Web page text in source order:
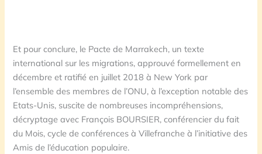
Et pour conclure, le Pacte de Marrakech, un texte
international sur les migrations, approuvé formellement en
décembre et ratifié en juillet 2018 à New York par
l’ensemble des membres de l’ONU, à l’exception notable des
Etats-Unis, suscite de nombreuses incompréhensions,
décryptage avec François BOURSIER, conférencier du fait
du Mois, cycle de conférences à Villefranche à l’initiative des
Amis de l’éducation populaire.